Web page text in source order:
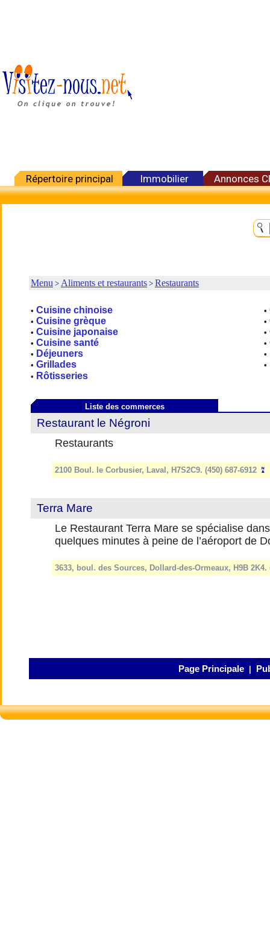
Répertoire principal Immobilier Annonces
Menu > Aliments et restaurants > Restaurants
• Cuisine chinoise •
• Cuisine grèque •
• Cuisine japonaise •
• Cuisine santé •
• Déjeuners •
• Grillades •
• Rôtisseries
Liste des commerces
Restaurant le Négroni
Restaurants
2100 Boul. le Corbusier, Laval, H7S2C9. (450) 687-6912
Terra Mare
Le Restaurant Terra Mare se spécialise
quelques minutes à peine de l’aéroport de
3633, boul. des Sources, Dollard-des-Ormeaux, H9B 2K4.
Page Principale|